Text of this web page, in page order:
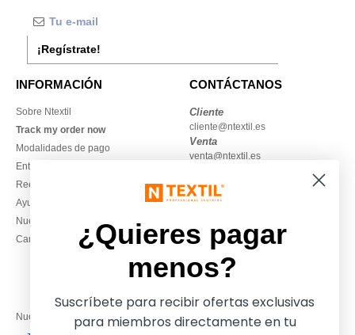
¡Regístrate!
INFORMACIÓN
Sobre Ntextil
Track my order now
Modalidades de pago
Entrega
Reembolsos / devoluciones
Ayuda & FAQs
Nuestros compromisos
Camisetas locales al por mayor
CONTÁCTANOS
Cliente
cliente@ntextil.es
Venta
venta@ntextil.es
930 410 200
Viernes: 10:00–14:00
Nuestros socios financieros
¿Quieres pagar
menos?
Suscríbete para recibir ofertas exclusivas
para miembros directamente en tu